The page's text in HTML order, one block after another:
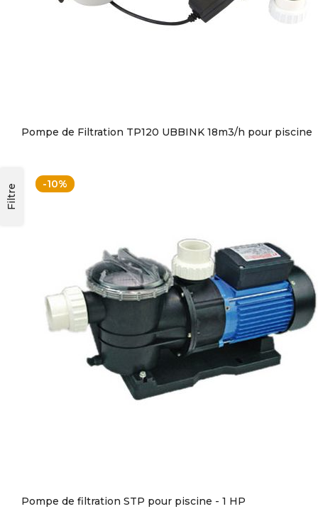
Pompe de Filtration TP120 UBBINK 18m3/h pour piscine
-10%
Pompe de filtration STP pour piscine - 1 HP
Filtre